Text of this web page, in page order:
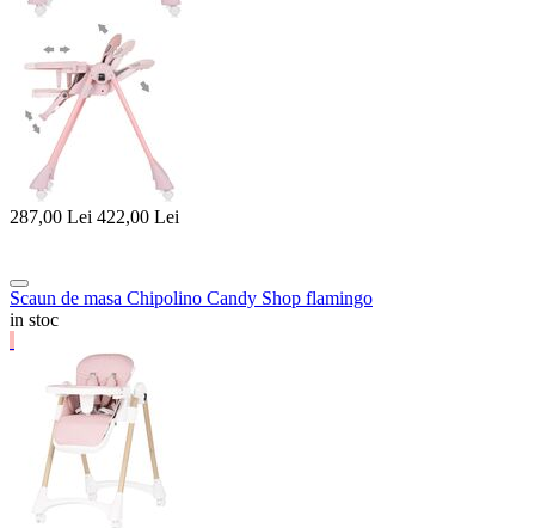
287,00 Lei 422,00 Lei
Scaun de masa Chipolino Candy Shop flamingo
in stoc